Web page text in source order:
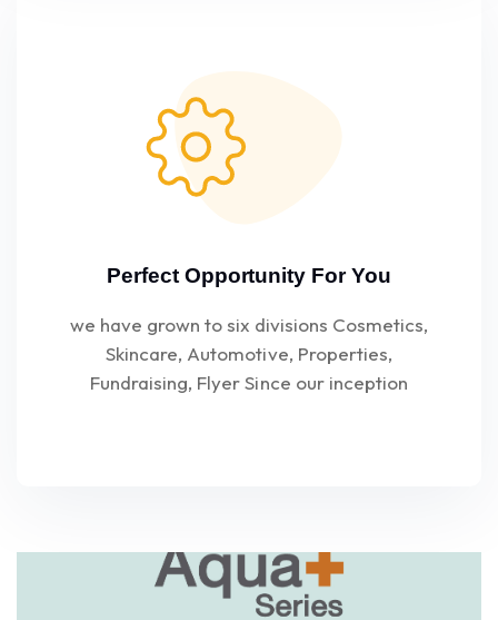
Perfect Opportunity For You
we have grown to six divisions Cosmetics,
Skincare, Automotive, Properties,
Fundraising, Flyer Since our inception